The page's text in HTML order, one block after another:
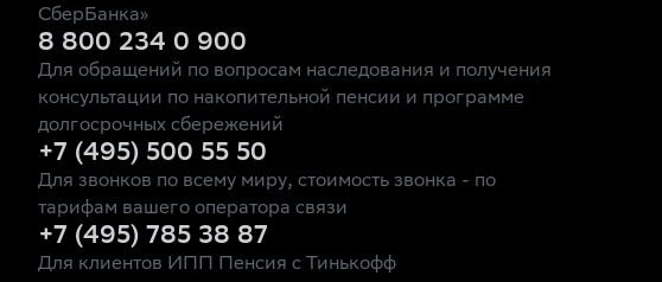
СберБанка»
8 800 234 0 900
Для обращений по вопросам наследования и получения
консультации по накопительной пенсии и программе
долгосрочных сбережений
+7 (495) 500 55 50
Для звонков по всему миру, стоимость звонка - по
тарифам вашего оператора связи
+7 (495) 785 38 87
Для клиентов ИПП Пенсия с Тинькофф